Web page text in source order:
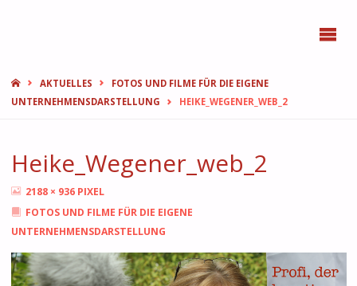
STARTAKTUELLES
FOTOS UND FILME FÜR DIE EIGENE
UNTERNEHMENSDARSTELLUNG
HEIKE_WEGENER_WEB_2
Heike_Wegener_web_2
ORIGINALGRÖSSE
2188 × 936 PIXEL
FOTOS UND FILME FÜR DIE EIGENE
UNTERNEHMENSDARSTELLUNG